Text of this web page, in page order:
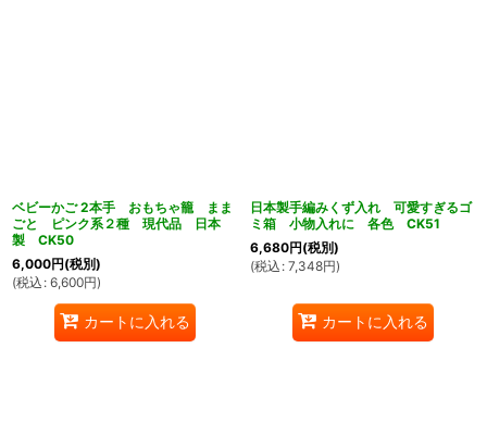
ベビーかご 2本手 おもちゃ籠 まま
ごと ピンク系２種 現代品 日本
製 CK50
6,000円(税別)
(税込 : 6,600円)
カートに入れる
日本製手編みくず入れ 可愛すぎるゴ
ミ箱 小物入れに 各色 CK51
6,680円(税別)
(税込 : 7,348円)
カートに入れる